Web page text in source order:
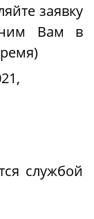
заявку
Вам в
службой